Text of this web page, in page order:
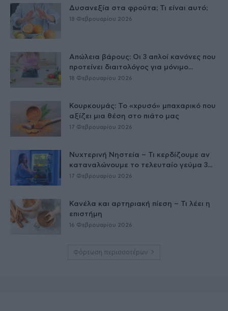
Δυσανεξία στα φρούτα; Τι είναι αυτό;
18 Φεβρουαρίου 2026
Απώλεια βάρους: Οι 3 απλοί κανόνες που
προτείνει διαιτολόγος για μόνιμο...
18 Φεβρουαρίου 2026
Κουρκουμάς: Το «χρυσό» μπαχαρικό που
αξίζει μια θέση στο πιάτο μας
17 Φεβρουαρίου 2026
Νυχτερινή Νηστεία – Τι κερδίζουμε αν
καταναλώνουμε το τελευταίο γεύμα 3...
17 Φεβρουαρίου 2026
Κανέλα και αρτηριακή πίεση – Τι λέει η
επιστήμη
16 Φεβρουαρίου 2026
Φόρτωση περισσοτέρων